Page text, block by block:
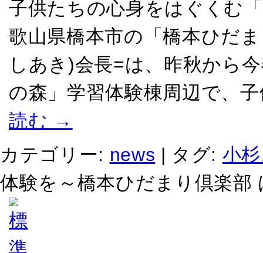
子供たちの心身をはぐくむ
歌山県橋本市の「橋本ひだ
しあき)会長=は、昨秋から
の森」学習体験棟周辺で、
読む →
カテゴリー: news | タグ: 小
体験を～橋本ひだまり倶楽部